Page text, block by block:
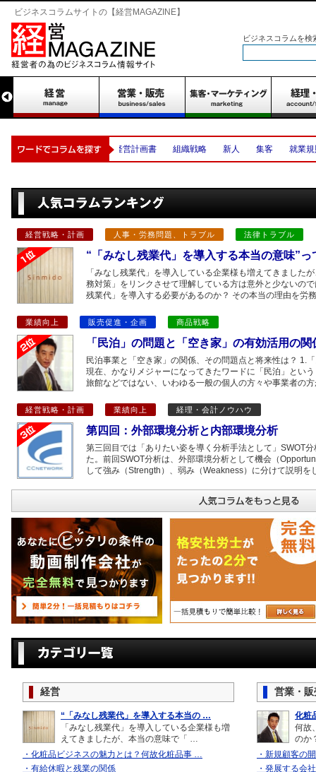
ビジネスコラムサイトの【経営MAGAZINE】
ビジネスコラムを検
経営計画書 組織戦略 新人 集客
就業規則
経営戦略・計画 人事・労務問題、トラブル 法律トラブル
“「みなし残業代」を導入する本当の意味”
「みなし残業代」を導入している企業様も増えてきました
務対策」をリンクさせて理解している方は意外と少ないの
残業代」を導入する必要があるのか？ その本当の理由を労
業績向上 販売促進・企画 商品戦略
「民泊」の問題と「空き家」の有効活用の関
民泊事業と「空き家」の関係、その問題点と将来性は？ 1.
現在、かなりメジャーになってきたワードに「民泊」とい
旅館などではない、いわゆる一般の個人の方々や事業者の
経営戦略・計画 業績向上 経理・会計ノウハウ
第四回：外部環境分析と内部環境分析
第三回目では「ありたい姿を導く分析手法として」SWOT
た。前回SWOT分析は、外部環境分析として機会（
して強み（Strength）、弱み（Weakness）に分けて説明
経営
“「みなし残業代」を導入する本当の …
「みなし残業代」を導入している企業様も増
えてきましたが、本当の意味で「 …
・化粧品ビジネスの魅力とは？何故化粧品事 …
・有給休暇と残業の関係
営業・販
化粧
何故
のか
・新規顧客の
・発展する会